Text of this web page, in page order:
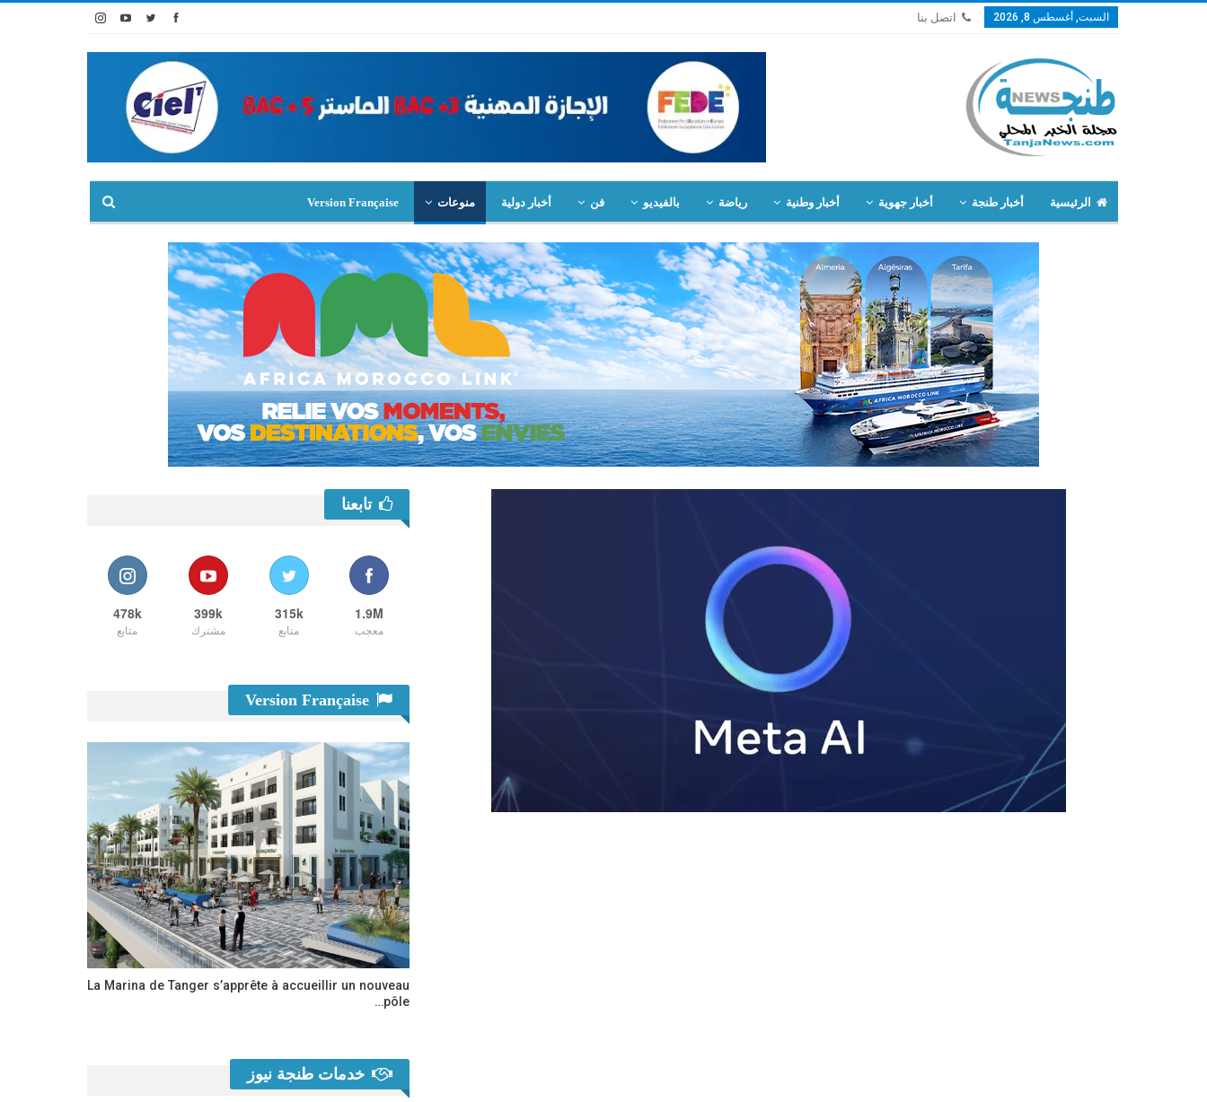
السبت, أغسطس 8, 2026 اتصل بنا
الرئيسية أخبار طنجة أخبار جهوية أخبار وطنية رياضة بالفيديو فن أخبار دولية منوعات Version Française
تابعنا
1.9M
معجب
315k
متابع
399k
مشترك
478k
متابع
La Marina de Tanger s’apprête à accueillir un nouveau
pôle…
خدمات طنجة نيوز